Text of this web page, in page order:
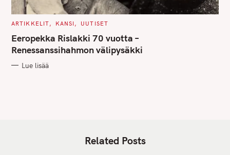
C
T
E
G
O
I
ARTIKKELIT KANSI UUTISET
Eeropekka Rislakki 70 vuotta –
Renessanssihahmon välipysäkki
Lue lisää
Related Posts